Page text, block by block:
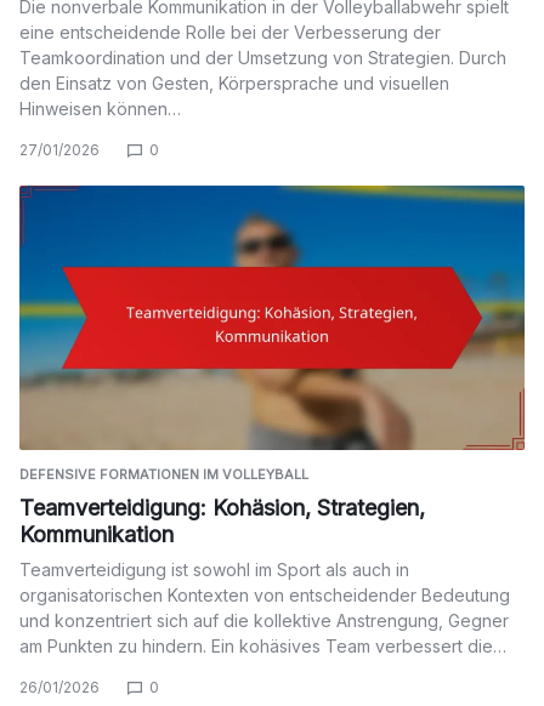
Die nonverbale Kommunikation in der Volleyballabwehr spielt
eine entscheidende Rolle bei der Verbesserung der
Teamkoordination und der Umsetzung von Strategien. Durch
den Einsatz von Gesten, Körpersprache und visuellen
Hinweisen können…
27/01/2026 0
DEFENSIVE FORMATIONEN IM VOLLEYBALL
Teamverteidigung: Kohäsion, Strategien,
Kommunikation
Teamverteidigung ist sowohl im Sport als auch in
organisatorischen Kontexten von entscheidender Bedeutung
und konzentriert sich auf die kollektive Anstrengung, Gegner
am Punkten zu hindern. Ein kohäsives Team verbessert die…
26/01/2026 0